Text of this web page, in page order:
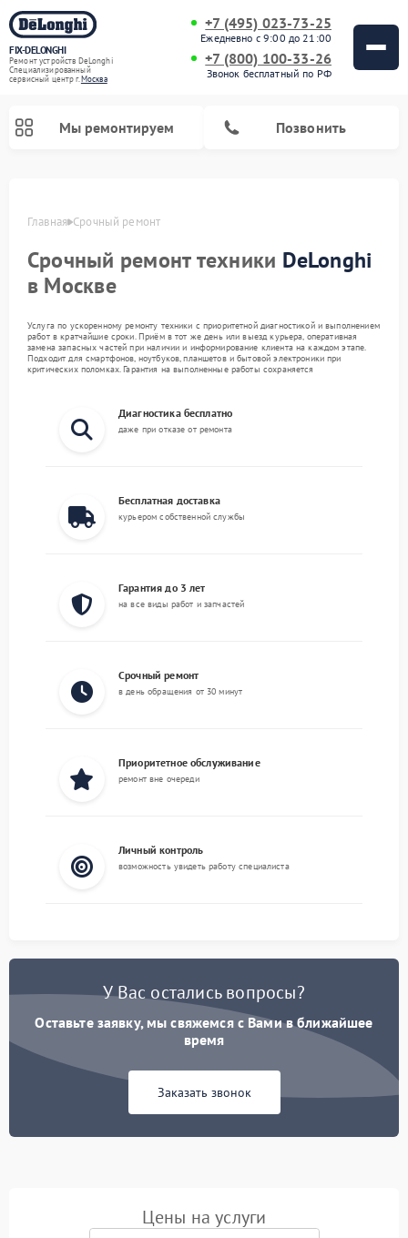
FIX-DELONGHI
Ремонт устройств DeLonghi
Специализированный
cервисный центр г.Москва
+7 (495) 023-73-25
Ежедневно с 9:00 до 21:00
+7 (800) 100-33-26
Звонок бесплатный по РФ
Мы ремонтируем Позвонить
Главная Срочный ремонт
Срочный ремонт техники DeLonghi
в Москве
Услуга по ускоренному ремонту техники с приоритетной диагностикой и выполнением
работ в кратчайшие сроки. Приём в тот же день или выезд курьера, оперативная
замена запасных частей при наличии и информирование клиента на каждом этапе.
Подходит для смартфонов, ноутбуков, планшетов и бытовой электроники при
критических поломках. Гарантия на выполненные работы сохраняется
Диагностика бесплатно
даже при отказе от ремонта
Бесплатная доставка
курьером собственной службы
Гарантия до 3 лет
на все виды работ и запчастей
Срочный ремонт
в день обращения от 30 минут
Приоритетное обслуживание
ремонт вне очереди
Личный контроль
возможность увидеть работу специалиста
У Вас остались вопросы?
Оставьте заявку, мы свяжемся с Вами в ближайшее
время
Заказать звонок
Цены на услуги